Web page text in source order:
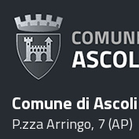
Comune di
P.zza Arringo, 7 (AP)